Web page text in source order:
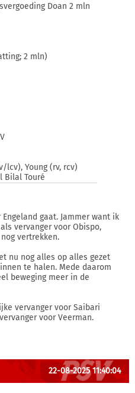
Doan 2 mln
2 mln)
lcv), Young (rv, rcv)
Bilal Touré
gaat. Jammer want ik
vervanger voor Obispo,
vertrekken.
nu nog alles op alles gezet
te halen. Mede daarom
beweging meer in de
vervanger voor Saibari
voor Veerman.
22-08-2025 11:40:04